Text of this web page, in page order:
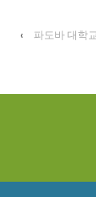
‹ 파도바 대학